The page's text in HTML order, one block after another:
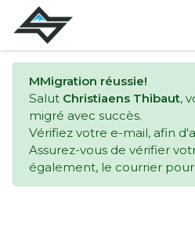
MMigration réussie!
Salut Christiaens Thibaut,
migré avec succès.
Vérifiez votre e-mail, afin
Assurez-vous de vérifier
également, le courrier